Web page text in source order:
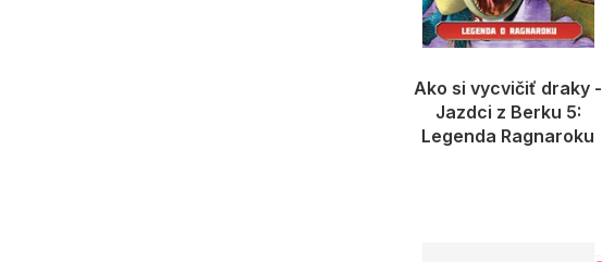
Ako si vycvičiť draky -
Jazdci z Berku 5:
Legenda Ragnaroku